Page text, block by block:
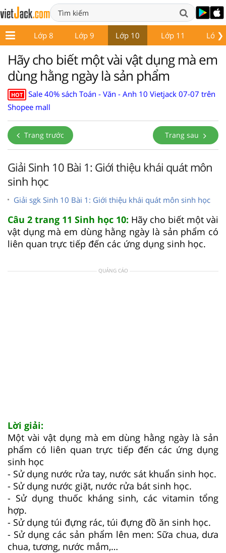
❯
7 Lớp 8 Lớp 9 Lớp 10 Lớp 11 Lớp
Hãy cho biết một vài vật dụng mà em
dùng hằng ngày là sản phẩm
HOT
Sale 40% sách Toán - Văn - Anh 10 Vietjack 07-07 trên
Shopee mall
Trang trước Trang sau
Giải Sinh 10 Bài 1: Giới thiệu khái quát môn
sinh học
Giải sgk Sinh 10 Bài 1: Giới thiệu khái quát môn sinh học
Câu 2 trang 11 Sinh học 10: Hãy cho biết một vài
vật dụng mà em dùng hằng ngày là sản phẩm có
liên quan trực tiếp đến các ứng dụng sinh học.
QUẢNG CÁO
Lời giải:
Một vài vật dụng mà em dùng hằng ngày là sản
phẩm có liên quan trực tiếp đến các ứng dụng
sinh học
- Sử dụng nước rửa tay, nước sát khuẩn sinh học.
- Sử dụng nước giặt, nước rửa bát sinh học.
- Sử dụng thuốc kháng sinh, các vitamin tổng
hợp.
- Sử dụng túi đựng rác, túi đựng đồ ăn sinh học.
- Sử dụng các sản phẩm lên men: Sữa chua, dưa
chua, tương, nước mắm,…